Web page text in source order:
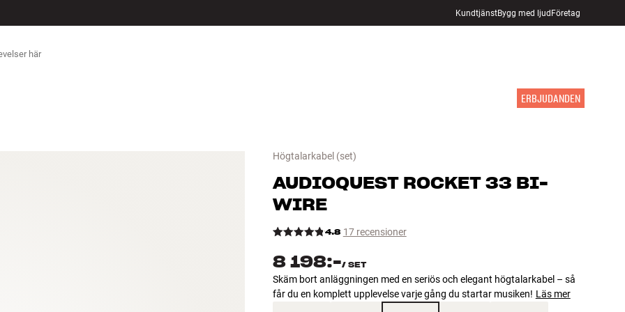
KundtjänstBygg med ljudFöretag
ERBJUDANDEN
Högtalarkabel (set)
AUDIOQUEST ROCKET 33 BI-
WIRE
4.8 17 recensioner
8 198:-/ SET
Skäm bort anläggningen med en seriös och elegant högtalarkabel – så
får du en komplett upplevelse varje gång du startar musiken! Läs mer